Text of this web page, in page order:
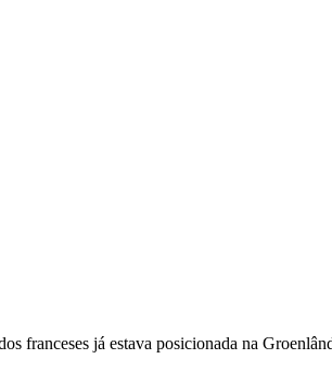
franceses já estava posicionada na